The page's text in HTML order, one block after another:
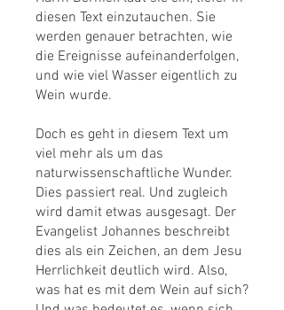
diesen Text einzutauchen. Sie
werden genauer betrachten, wie
die Ereignisse aufeinanderfolgen,
und wie viel Wasser eigentlich zu
Wein wurde.
Doch es geht in diesem Text um
viel mehr als um das
naturwissenschaftliche Wunder.
Dies passiert real. Und zugleich
wird damit etwas ausgesagt. Der
Evangelist Johannes beschreibt
dies als ein Zeichen, an dem Jesu
Herrlichkeit deutlich wird. Also,
was hat es mit dem Wein auf sich?